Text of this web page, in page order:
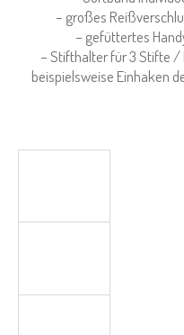
– großes
– gefüttertes
– Stifthalter für 3 Stifte /
beispielsweise Einhaken